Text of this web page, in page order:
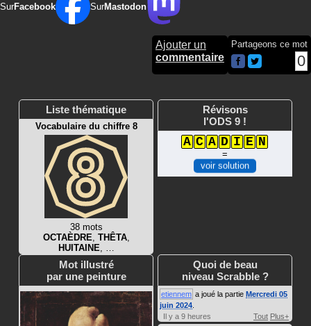
SurFacebook SurMastodon
Ajouter un
commentaire
Partageons ce mot
0
Liste thématique
Vocabulaire du chiffre 8
38 mots
OCTAÈDRE THÊTA,
HUITAINE
Révisons
l'ODS 9 !
A C A D I E N
=
voir solution
Mot illustré
par une peinture
Quoi de beau
niveau Scrabble ?
etiennem a joué la partie Mercredi 05
juin 2024
Il y a 9 heures
Tout Plus+